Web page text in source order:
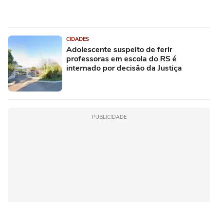
CIDADES
Adolescente suspeito de ferir
professoras em escola do RS é
internado por decisão da Justiça
PUBLICIDADE